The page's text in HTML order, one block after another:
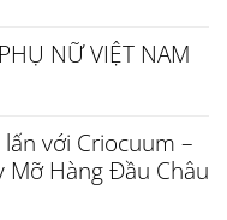
NỮ VIỆT NAM
với Criocuum –
Mỡ Hàng Đầu Châu